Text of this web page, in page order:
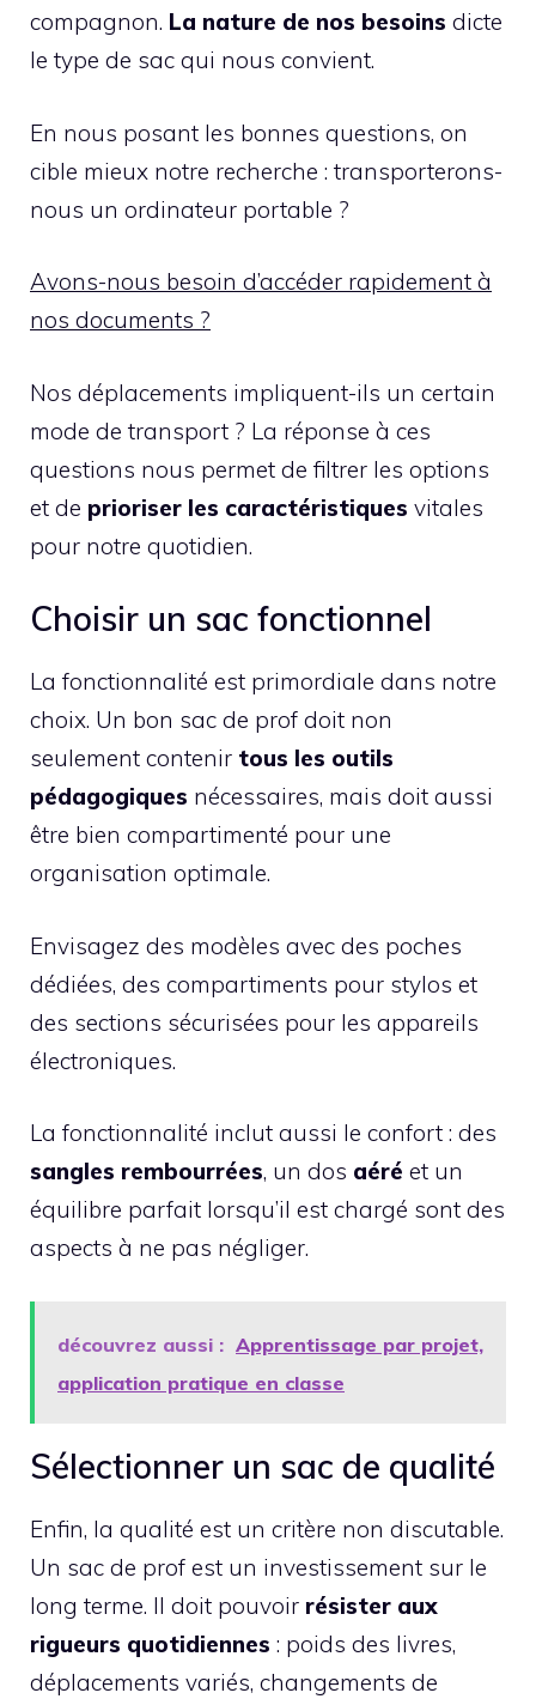
compagnon. La nature de nos besoins dicte
le type de sac qui nous convient.
En nous posant les bonnes questions, on
cible mieux notre recherche : transporterons-
nous un ordinateur portable ?
Avons-nous besoin d’accéder rapidement à
nos documents ?
Nos déplacements impliquent-ils un certain
mode de transport ? La réponse à ces
questions nous permet de filtrer les options
et de prioriser les caractéristiques vitales
pour notre quotidien.
Choisir un sac fonctionnel
La fonctionnalité est primordiale dans notre
choix. Un bon sac de prof doit non
seulement contenir tous les outils
pédagogiques nécessaires, mais doit aussi
être bien compartimenté pour une
organisation optimale.
Envisagez des modèles avec des poches
dédiées, des compartiments pour stylos et
des sections sécurisées pour les appareils
électroniques.
La fonctionnalité inclut aussi le confort : des
sangles rembourrées, un dos aéré et un
équilibre parfait lorsqu’il est chargé sont des
aspects à ne pas négliger.
découvrez aussi : Apprentissage par projet,
application pratique en classe
Sélectionner un sac de qualité
Enfin, la qualité est un critère non discutable.
Un sac de prof est un investissement sur le
long terme. Il doit pouvoir résister aux
rigueurs quotidiennes : poids des livres,
déplacements variés, changements de